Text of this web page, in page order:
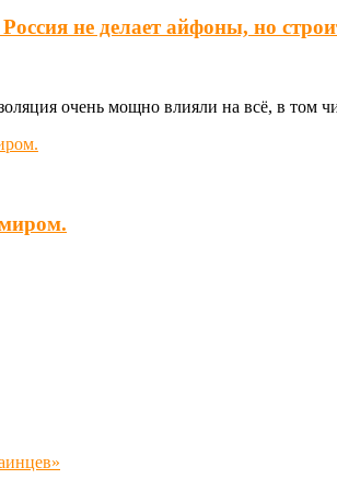
не делает айфоны, но
очень мощно влияли на всё, в том